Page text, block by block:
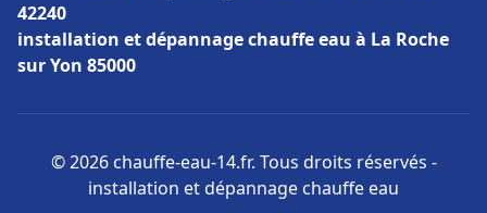
42240
installation et dépannage chauffe eau à La Roche
sur Yon 85000
© 2026 chauffe-eau-14.fr. Tous droits réservés -
installation et dépannage chauffe eau